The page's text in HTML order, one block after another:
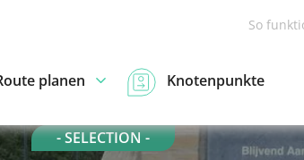
So
planen Knotenpunkte
- SELECTION -